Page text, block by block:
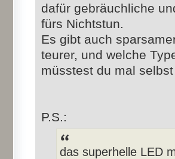
dafür gebräuchliche
fürs Nichtstun.
Es gibt auch
teurer, und welche
müsstest du mal
P.S.:
das superhelle LED